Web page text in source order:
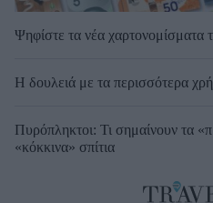
Ψηφίστε τα νέα χαρτονομίσματα
Η δουλειά με τα περισσότερα
Πυρόπληκτοι: Τι σημαίνουν τα
«κόκκινα» σπίτια